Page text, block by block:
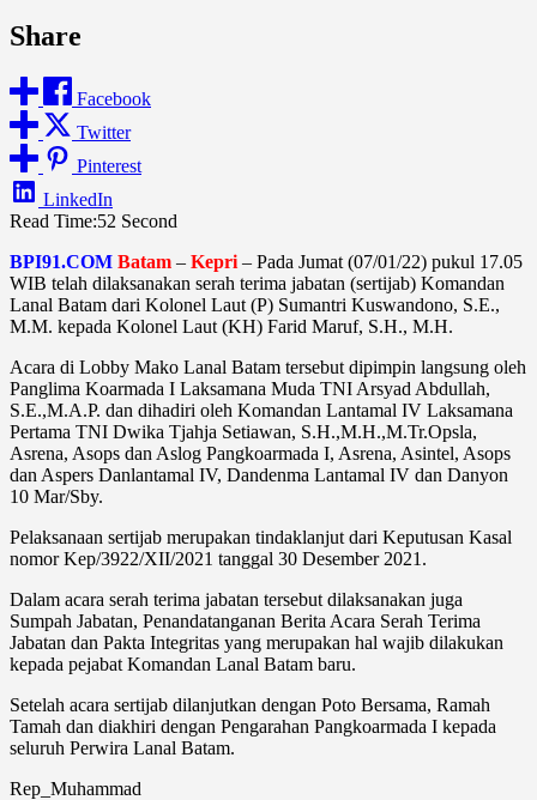
Share
Facebook
Twitter
Pinterest
LinkedIn
Read Time:52 Second
BPI91.COM Batam – Kepri – Pada Jumat (07/01/22) pukul 17.05
WIB telah dilaksanakan serah terima jabatan (sertijab) Komandan
Lanal Batam dari Kolonel Laut (P) Sumantri Kuswandono, S.E.,
M.M. kepada Kolonel Laut (KH) Farid Maruf, S.H., M.H.
Acara di Lobby Mako Lanal Batam tersebut dipimpin langsung oleh
Panglima Koarmada I Laksamana Muda TNI Arsyad Abdullah,
S.E.,M.A.P. dan dihadiri oleh Komandan Lantamal IV Laksamana
Pertama TNI Dwika Tjahja Setiawan, S.H.,M.H.,M.Tr.Opsla,
Asrena, Asops dan Aslog Pangkoarmada I, Asrena, Asintel, Asops
dan Aspers Danlantamal IV, Dandenma Lantamal IV dan Danyon
10 Mar/Sby.
Pelaksanaan sertijab merupakan tindaklanjut dari Keputusan Kasal
nomor Kep/3922/XII/2021 tanggal 30 Desember 2021.
Dalam acara serah terima jabatan tersebut dilaksanakan juga
Sumpah Jabatan, Penandatanganan Berita Acara Serah Terima
Jabatan dan Pakta Integritas yang merupakan hal wajib dilakukan
kepada pejabat Komandan Lanal Batam baru.
Setelah acara sertijab dilanjutkan dengan Poto Bersama, Ramah
Tamah dan diakhiri dengan Pengarahan Pangkoarmada I kepada
seluruh Perwira Lanal Batam.
Rep_Muhammad